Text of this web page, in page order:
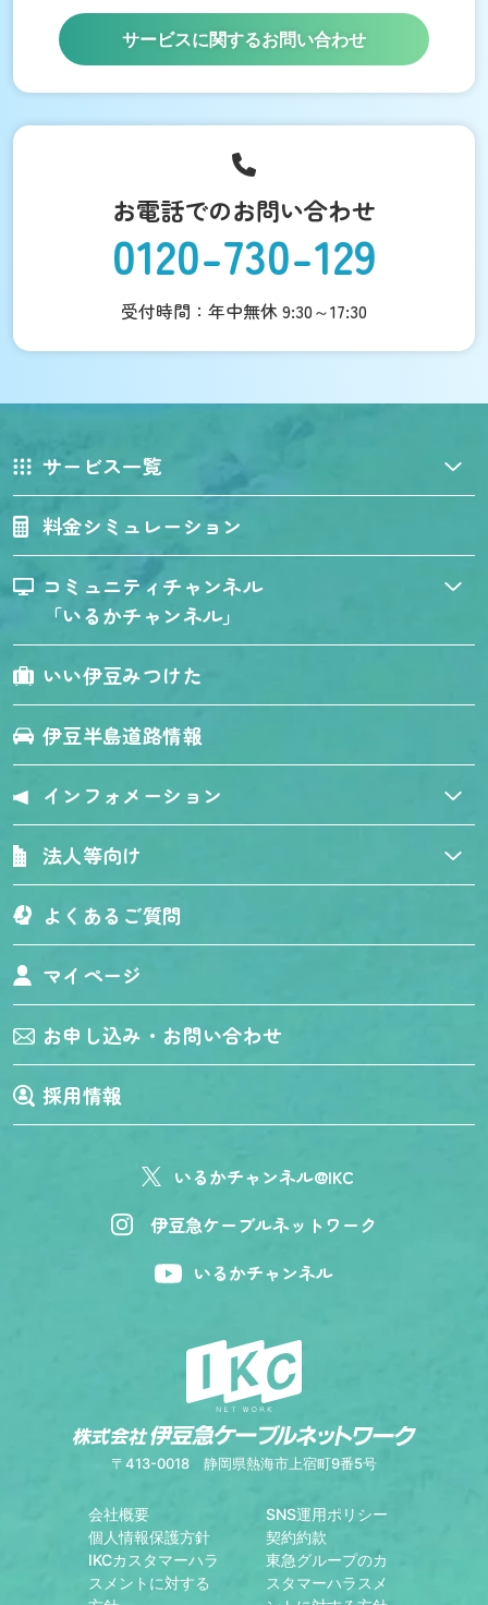
サービスに関するお問い合わせ
お電話でのお問い合わせ
0120-730-129
受付時間：年中無休 9:30～17:30
サービス一覧
料金シミュレーション
コミュニティチャンネル
「いるかチャンネル」
いい伊豆みつけた
伊豆半島道路情報
インフォメーション
法人等向け
よくあるご質問
マイページ
お申し込み・お問い合わせ
採用情報
いるかチャンネル@IKC
伊豆急ケーブルネットワーク
いるかチャンネル
〒413-0018 静岡県熱海市上宿町9番5号
会社概要
SNS運用ポリシー
個人情報保護方針
契約約款
IKCカスタマーハラ
スメントに対する
東急グループのカ
スタマーハラスメ